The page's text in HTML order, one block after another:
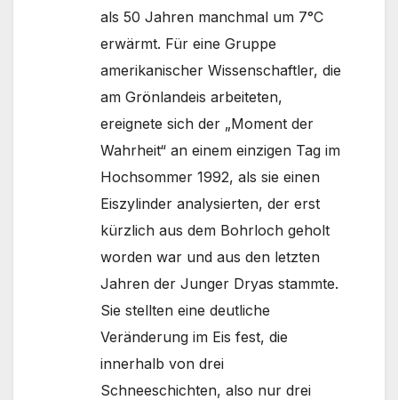
als 50 Jahren manchmal um 7°C
erwärmt. Für eine Gruppe
amerikanischer Wissenschaftler, die
am Grönlandeis arbeiteten,
ereignete sich der „Moment der
Wahrheit“ an einem einzigen Tag im
Hochsommer 1992, als sie einen
Eiszylinder analysierten, der erst
kürzlich aus dem Bohrloch geholt
worden war und aus den letzten
Jahren der Junger Dryas stammte.
Sie stellten eine deutliche
Veränderung im Eis fest, die
innerhalb von drei
Schneeschichten, also nur drei